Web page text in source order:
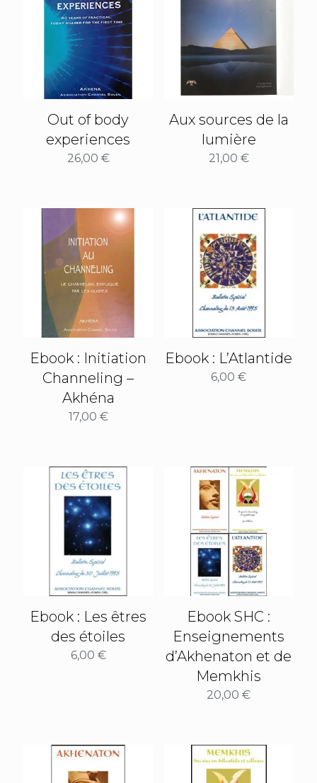
Out of body
experiences
26,00 €
Aux sources de la
lumière
21,00 €
Ebook : Initiation
Channeling –
Akhéna
17,00 €
Ebook : L’Atlantide
6,00€
Ebook : Les êtres
des étoiles
6,00 €
Ebook SHC :
Enseignements
d’Akhenaton et de
Memkhis
20,00€